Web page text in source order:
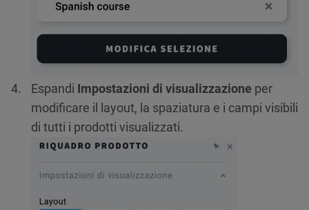
Espandi Impostazioni di visualizzazione per
modificare il layout, la spaziatura e i campi visibili
di tutti i prodotti visualizzati.